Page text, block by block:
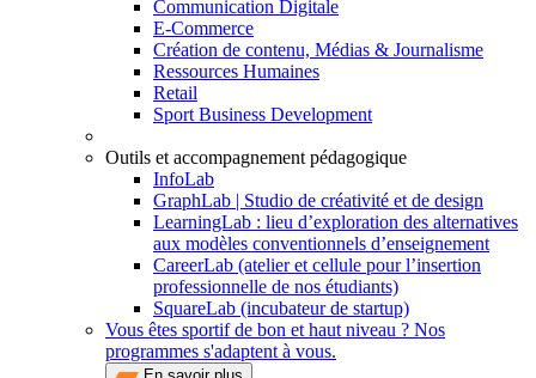
Communication Digitale
E-Commerce
Création de contenu, Médias & Journalisme
Ressources Humaines
Retail
Sport Business Development
Outils et accompagnement pédagogique
InfoLab
GraphLab | Studio de créativité et de design
LearningLab : lieu d’exploration des alternatives
aux modèles conventionnels d’enseignement
CareerLab (atelier et cellule pour l’insertion
professionnelle de nos étudiants)
SquareLab (incubateur de startup)
Vous êtes sportif de bon et haut niveau ? Nos
programmes s'adaptent à vous.